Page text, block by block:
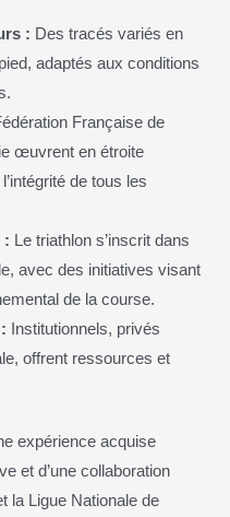
: Des tracés variés en
adaptés aux conditions
Française de
œuvrent en étroite
de tous les
: Le triathlon s’inscrit dans
avec des initiatives visant
de la course.
Institutionnels, privés
offrent ressources et
expérience acquise
et d’une collaboration
la Ligue Nationale de